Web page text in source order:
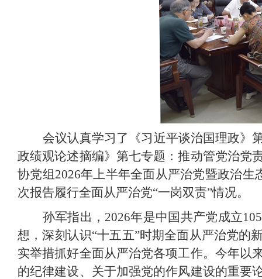
会议认真学习了《习近平谈治国理政》
政绩观论述摘编》第七专题：推动管党治党
协党组2026年上半年全面从严治党暨政治
次报告履行全面从严治党“一岗双责”情况。
孙军指出，2026年是中国共产党成立
想，深刻认识“十五五”时期全面从严治党的
实举措抓好全面从严治党各项工作。今年以
的纪律建设、关于加强党的作风建设的重要